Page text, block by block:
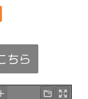
ちら